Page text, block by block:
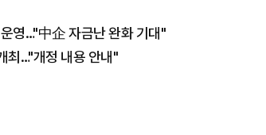
영…"中企 자금난 완화 기대"
최…"개정 내용 안내"